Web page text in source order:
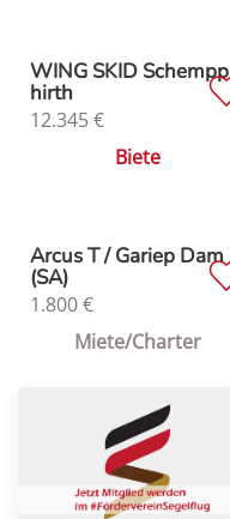
WING SKID Schempp
hirth
12.345€
Biete
Arcus T / Gariep Dam
(SA)
1.800€
Miete/Charter